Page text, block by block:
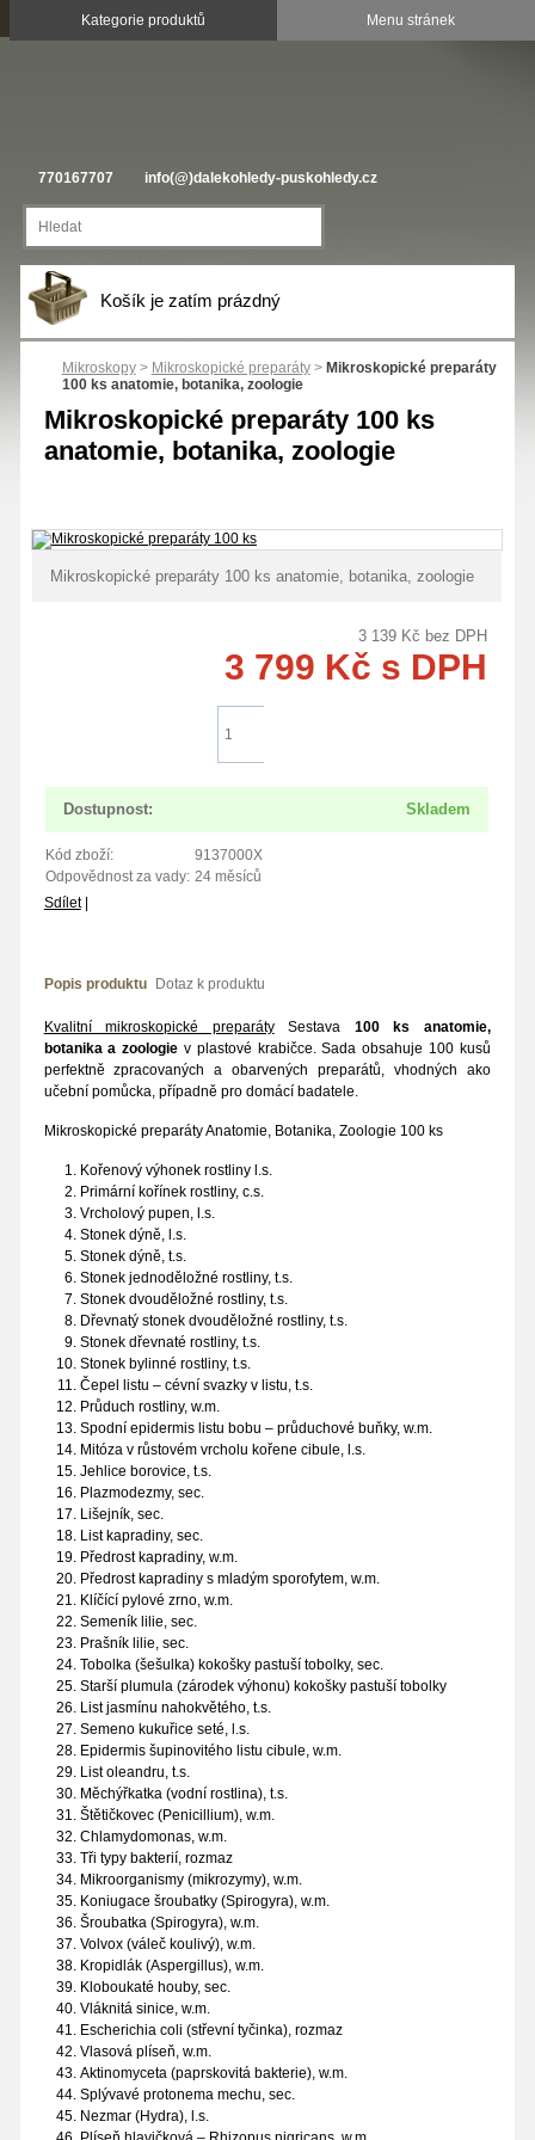
770167707 info(@)dalekohledy-puskohledy.cz
Košík je zatím prázdný
Mikroskopy > Mikroskopické preparáty > Mikroskopické preparáty
100 ks anatomie, botanika, zoologie
Mikroskopické preparáty 100 ks
anatomie, botanika, zoologie
Mikroskopické preparáty 100 ks anatomie, botanika, zoologie
3 139 Kč bez DPH
3 799 Kč s DPH
Dostupnost: Skladem
Kód zboží:
9137000X
Odpovědnost za vady: 24 měsíců
Sdílet
Popis produktu Dotaz k produktu
Kvalitní mikroskopické preparátySestava 100 ks anatomie,
botanika a zoologie v plastové krabičce. Sada obsahuje 100 kusů
perfektně zpracovaných a obarvených preparátů, vhodných ako
učební pomůcka, případně pro domácí badatele.
Mikroskopické preparáty Anatomie, Botanika, Zoologie 100 ks
Kořenový výhonek rostliny l.s.
Primární kořínek rostliny, c.s.
Vrcholový pupen, l.s.
Stonek dýně, l.s.
Stonek dýně, t.s.
Stonek jednoděložné rostliny, t.s.
Stonek dvouděložné rostliny, t.s.
Dřevnatý stonek dvouděložné rostliny, t.s.
Stonek dřevnaté rostliny, t.s.
Stonek bylinné rostliny, t.s.
Čepel listu – cévní svazky v listu, t.s.
Průduch rostliny, w.m.
Spodní epidermis listu bobu – průduchové buňky, w.m.
Mitóza v růstovém vrcholu kořene cibule, l.s.
Jehlice borovice, t.s.
Plazmodezmy, sec.
Lišejník, sec.
List kapradiny, sec.
Předrost kapradiny, w.m.
Předrost kapradiny s mladým sporofytem, w.m.
Klíčící pylové zrno, w.m.
Semeník lilie, sec.
Prašník lilie, sec.
Tobolka (šešulka) kokošky pastuší tobolky, sec.
Starší plumula (zárodek výhonu) kokošky pastuší tobolky
List jasmínu nahokvětého, t.s.
Semeno kukuřice seté, l.s.
Epidermis šupinovitého listu cibule, w.m.
List oleandru, t.s.
Měchýřkatka (vodní rostlina), t.s.
Štětičkovec (Penicillium), w.m.
Chlamydomonas, w.m.
Tři typy bakterií, rozmaz
Mikroorganismy (mikrozymy), w.m.
Koniugace šroubatky (Spirogyra), w.m.
Šroubatka (Spirogyra), w.m.
Volvox (váleč koulivý), w.m.
Kropidlák (Aspergillus), w.m.
Kloboukaté houby, sec.
Vláknitá sinice, w.m.
Escherichia coli (střevní tyčinka), rozmaz
Vlasová plíseň, w.m.
Aktinomyceta (paprskovitá bakterie), w.m.
Splývavé protonema mechu, sec.
Nezmar (Hydra), l.s.